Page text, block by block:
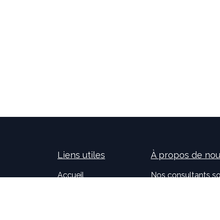
Liens utiles
Accueil
À propos de
Nos consultants